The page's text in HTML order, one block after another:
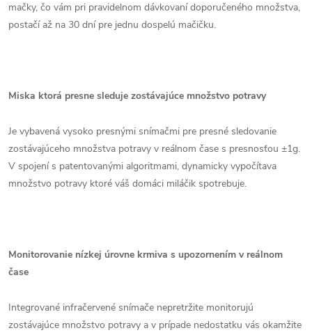
mačky, čo vám pri pravidelnom dávkovaní doporučeného množstva,
postačí až na 30 dní pre jednu dospelú mačičku.
Miska ktorá presne sleduje zostávajúce množstvo potravy
Je vybavená vysoko presnými snímačmi pre presné sledovanie
zostávajúceho množstva potravy v reálnom čase s presnosťou ±1g.
V spojení s patentovanými algoritmami, dynamicky vypočítava
množstvo potravy ktoré váš domáci miláčik spotrebuje.
Monitorovanie nízkej úrovne krmiva s upozornením v reálnom
čase
Integrované infračervené snímače nepretržite monitorujú
zostávajúce množstvo potravy a v prípade nedostatku vás okamžite